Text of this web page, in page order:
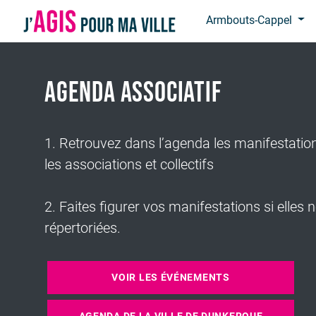
Armbouts-Cappel
Agenda associatif
1. Retrouvez dans l’agenda les
les associations et collectifs
2. Faites figurer vos manifestations si elles
répertoriées.
VOIR LES ÉVÉNEMENTS
Panneau de gestion des cookies